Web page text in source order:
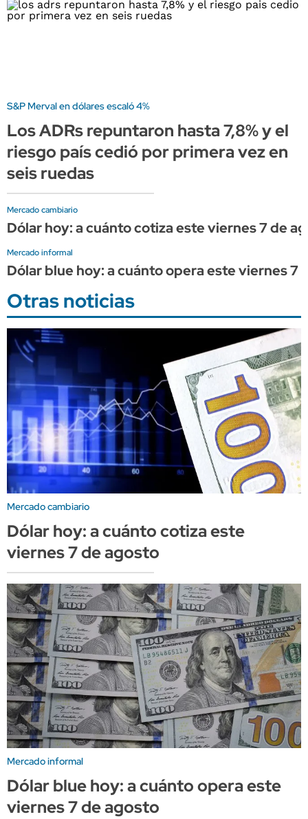
S&P Merval en dólares escaló 4%
Los ADRs repuntaron hasta 7,8% y el
riesgo país cedió por primera vez en
seis ruedas
Mercado cambiario
Dólar hoy: a cuánto cotiza este viernes 7 de
Mercado informal
Dólar blue hoy: a cuánto opera este viernes 7
Otras noticias
Mercado cambiario
Dólar hoy: a cuánto cotiza este
viernes 7 de agosto
Mercado informal
Dólar blue hoy: a cuánto opera este
viernes 7 de agosto